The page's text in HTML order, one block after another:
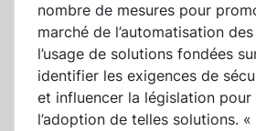
nombre de mesures pour
marché de l’automatisation
l’usage de solutions fondées
identifier les exigences de
et influencer la législation
l’adoption de telles solutions. «